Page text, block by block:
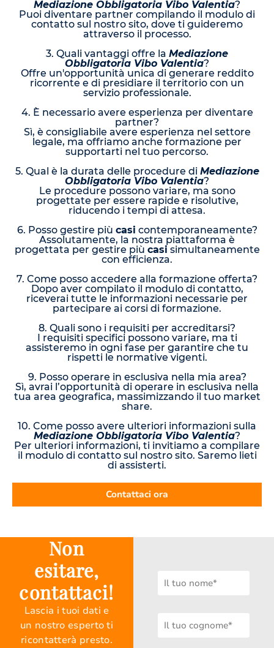
Mediazione Obbligatoria Vibo Valentia?
Puoi diventare partner compilando il modulo di
contatto sul nostro sito, dove ti guideremo
attraverso il processo.
3. Quali vantaggi offre la Mediazione
Obbligatoria Vibo Valentia?
Offre un'opportunità unica di generare reddito
ricorrente e di presidiare il territorio con un
servizio professionale.
4. È necessario avere esperienza per diventare
partner?
Sì, è consigliabile avere esperienza nel settore
legale, ma offriamo anche formazione per
supportarti nel tuo percorso.
5. Qual è la durata delle procedure di Mediazione
Obbligatoria Vibo Valentia?
Le procedure possono variare, ma sono
progettate per essere rapide e risolutive,
riducendo i tempi di attesa.
6. Posso gestire più casi contemporaneamente?
Assolutamente, la nostra piattaforma è
progettata per gestire più casi simultaneamente
con efficienza.
7. Come posso accedere alla formazione offerta?
Dopo aver compilato il modulo di contatto,
riceverai tutte le informazioni necessarie per
partecipare ai corsi di formazione.
8. Quali sono i requisiti per accreditarsi?
I requisiti specifici possono variare, ma ti
assisteremo in ogni fase per garantire che tu
rispetti le normative vigenti.
9. Posso operare in esclusiva nella mia area?
Sì, avrai l’opportunità di operare in esclusiva nella
tua area geografica, massimizzando il tuo market
share.
10. Come posso avere ulteriori informazioni sulla
Mediazione Obbligatoria Vibo Valentia?
Per ulteriori informazioni, ti invitiamo a compilare
il modulo di contatto sul nostro sito. Saremo lieti
di assisterti.
Contattaci ora
Non
esitare,
contattaci!
Lascia i tuoi dati e
un nostro esperto ti
ricontatterà presto.